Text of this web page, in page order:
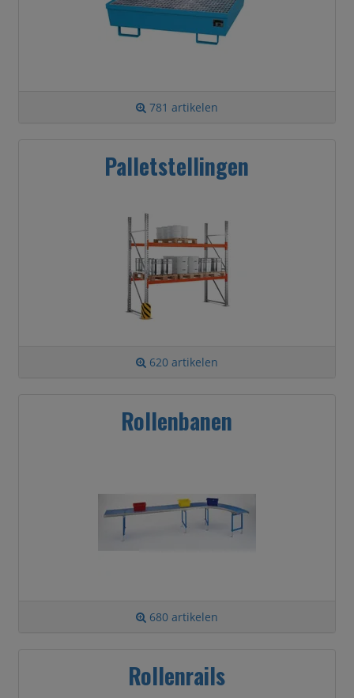
781 artikelen
Palletstellingen
620 artikelen
Rollenbanen
680 artikelen
Rollenrails